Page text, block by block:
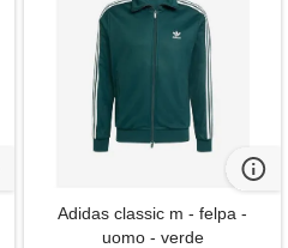
Adidas classic m - felpa -
uomo - verde